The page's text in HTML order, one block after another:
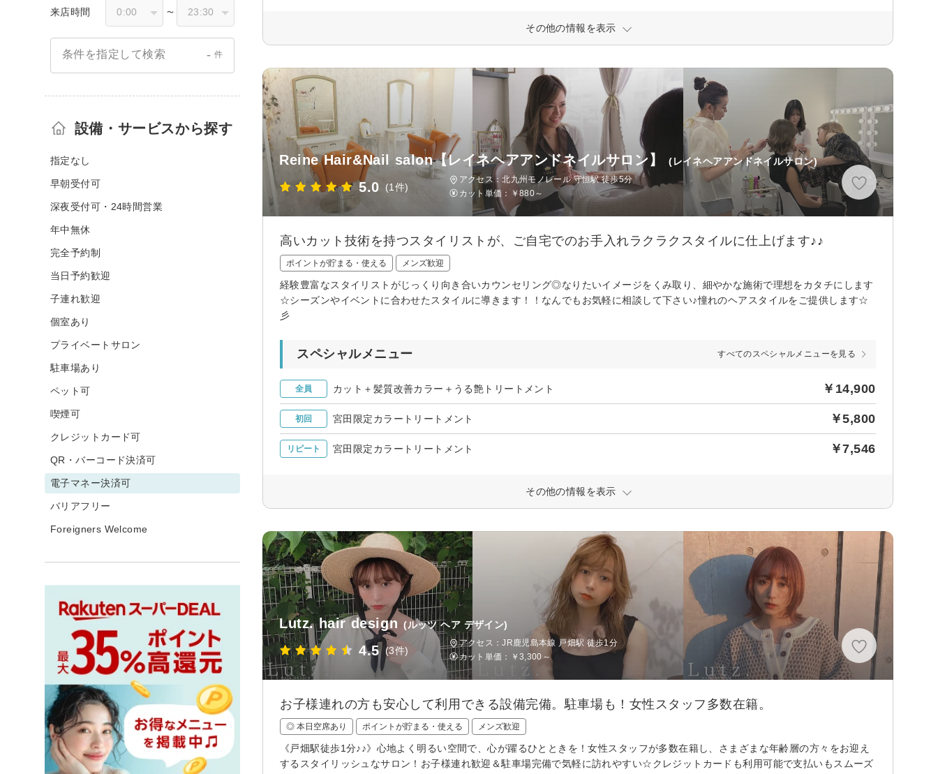
その他の情報を表示
Reine Hair&Nail salon【レイネヘアアンドネイルサロン】 (レイネヘアアンドネイルサロン)
5.0 (1件)
アクセス：北九州モノレール 守恒駅 徒歩5分
カット単価：
￥880～
高いカット技術を持つスタイリストが、ご自宅でのお手入れラクラクスタイルに仕上げます♪♪
ポイントが貯まる・使える メンズ歓迎
経験豊富なスタイリストがじっくり向き合いカウンセリング◎なりたいイメージをくみ取り、細やかな施術で理想をカタチにします
☆シーズンやイベントに合わせたスタイルに導きます！！なんでもお気軽に相談して下さい♪憧れのヘアスタイルをご提供します☆
彡
スペシャルメニュー すべてのスペシャルメニューを見る
全員 カット＋髪質改善カラー＋うる艶トリートメント ￥14,900
初回 宮田限定カラートリートメント ￥5,800
リピート 宮田限定カラートリートメント ￥7,546
その他の情報を表示
Lutz. hair design (ルッツ ヘア デザイン)
4.5 (3件)
アクセス：JR鹿児島本線 戸畑駅 徒歩1分
カット単価：
￥3,300～
お子様連れの方も安心して利用できる設備完備。駐車場も！女性スタッフ多数在籍。
◎ 本日空席あり ポイントが貯まる・使える メンズ歓迎
《戸畑駅徒歩1分♪♪》心地よく明るい空間で、心が躍るひとときを！女性スタッフが多数在籍し、さまざまな年齢層の方々をお迎え
するスタイリッシュなサロン！お子様連れ歓迎＆駐車場完備で気軽に訪れやすい☆クレジットカードも利用可能で支払いもスムーズ
来店時間 〜
条件を指定して検索 - 件
設備・サービスから探す
指定なし
早朝受付可
深夜受付可・24時間営業
年中無休
完全予約制
当日予約歓迎
子連れ歓迎
個室あり
プライベートサロン
駐車場あり
ペット可
喫煙可
クレジットカード可
QR・バーコード決済可
電子マネー決済可
バリアフリー
Foreigners Welcome